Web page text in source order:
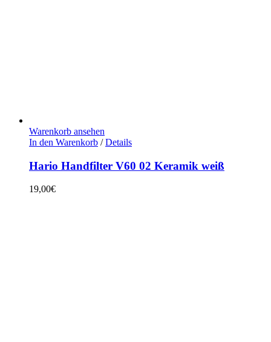
Warenkorb ansehen
In den Warenkorb / Details
Hario Handfilter V60 02 Keramik weiß
19,00€